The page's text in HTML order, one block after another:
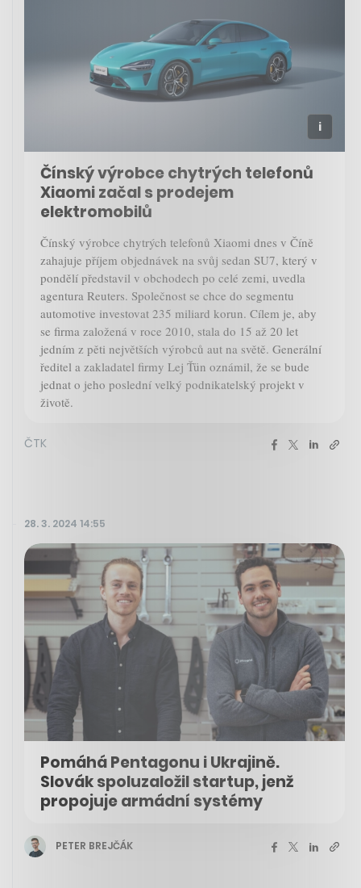
Čínský výrobce chytrých telefonů
Xiaomi začal s prodejem
elektromobilů
Čínský výrobce chytrých telefonů Xiaomi dnes v Číně
zahajuje příjem objednávek na svůj sedan SU7, který v
pondělí představil v obchodech po celé zemi, uvedla
agentura Reuters. Společnost se chce do segmentu
automotive investovat 235 miliard korun. Cílem je, aby
se firma založená v roce 2010, stala do 15 až 20 let
jedním z pěti největších výrobců aut na světě. Generální
ředitel a zakladatel firmy Lej Ťün oznámil, že se bude
jednat o jeho poslední velký podnikatelský projekt v
životě.
ČTK
28. 3. 2024 14:55
Pomáhá Pentagonu i Ukrajině.
Slovák spoluzaložil startup, jenž
propojuje armádní systémy
PETER BREJČÁK